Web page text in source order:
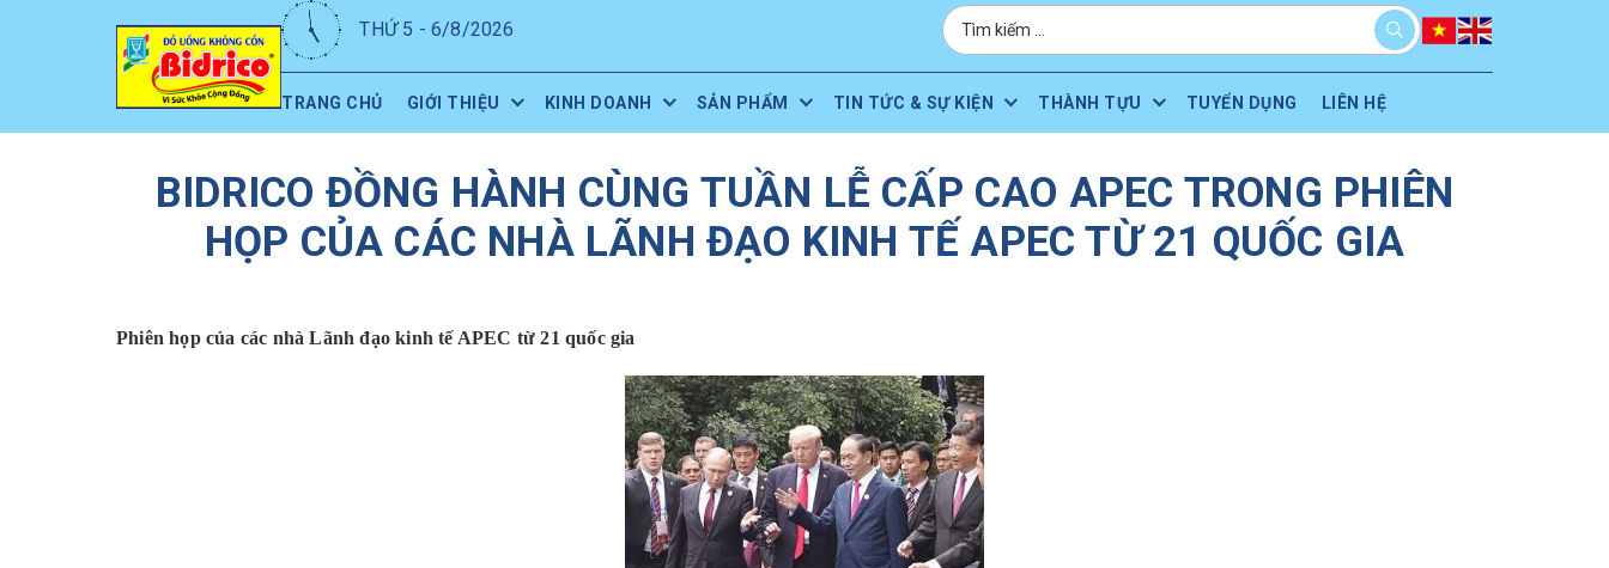
TRANG CHỦ GIỚI THIỆU KINH DOANH SẢN PHẨM TIN TỨC & SỰ KIỆN THÀNH TỰU TUYỂN DỤNG LIÊN HỆ
THỨ 5 - 6/8/2026
BIDRICO ĐỒNG HÀNH CÙNG TUẦN LỄ CẤP CAO APEC TRONG PHIÊN
HỌP CỦA CÁC NHÀ LÃNH ĐẠO KINH TẾ APEC TỪ 21 QUỐC GIA
Phiên họp của các nhà Lãnh đạo kinh tế APEC từ 21 quốc gia